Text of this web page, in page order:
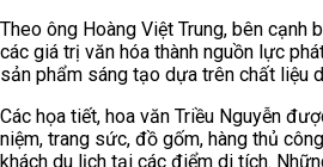
Theo ông Hoàng Việt Trung, bên cạnh
các giá trị văn hóa thành nguồn lực
sản phẩm sáng tạo dựa trên chất liệu
Các họa tiết, hoa văn Triều Nguyễn
niệm, trang sức, đồ gốm, hàng thủ
khách du lịch tại các điểm di tích.